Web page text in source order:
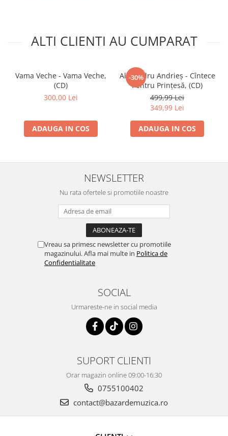
ALTI CLIENTI AU CUMPARAT
Vama Veche - Vama Veche,
(CD)
300,00 Lei
ADAUGA IN COS
-30%
Alexandru Andrieș - Cîntece
Pentru Prințesă, (CD)
499,99 Lei
349,99 Lei
ADAUGA IN COS
NEWSLETTER
Nu rata ofertele si promotiile noastre
Vreau sa primesc newsletter cu promotiile
magazinului. Afla mai multe in Politica de
Confidentialitate
SOCIAL
Urmareste-ne in social media
SUPORT CLIENTI
Orar magazin online 09:00-16:30
0755100402
contact@bazardemuzica.ro